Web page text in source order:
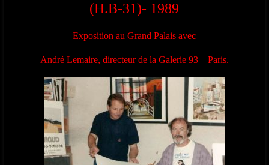
(H.B-31)- 1989
Exposition au Grand Palais avec
André Lemaire, directeur de la Galerie 93 – Paris.